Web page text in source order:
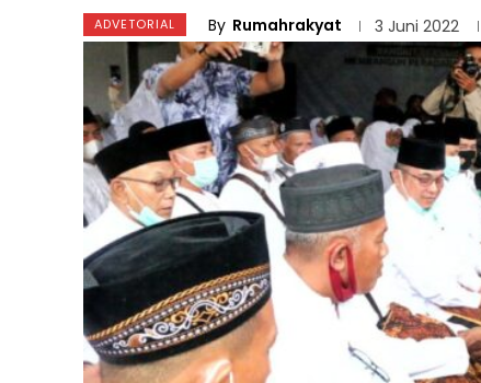
ADVETORIAL By Rumahrakyat 3 Juni 2022